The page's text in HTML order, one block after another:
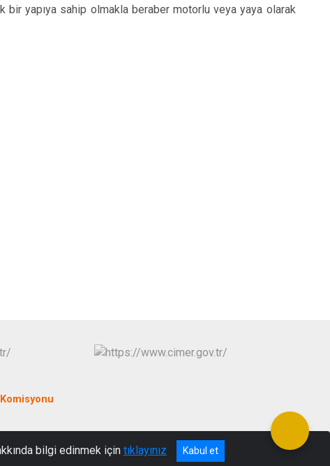
bir yapıya sahip olmakla beraber motorlu veya yaya olarak
bilgi edinmek için tıklayınız Kabul et